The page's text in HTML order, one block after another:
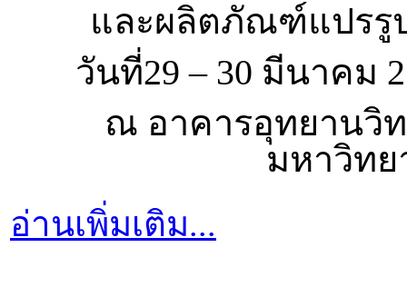
และผลิตภัณฑ์แปรรู
วันที่29 – 30 มีนาคม
ณ อาคารอุทยานวิ
มหาวิท
อ่านเพิ่มเติม...